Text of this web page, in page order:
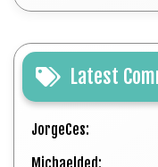
Latest
JorgeCes:
Michaelded: